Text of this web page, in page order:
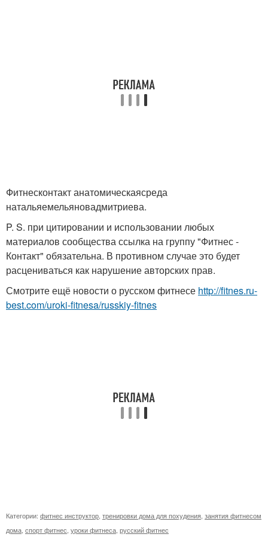
Фитнесконтакт анатомическаясреда
натальяемельяновадмитриева.
P. S. при цитировании и использовании любых
материалов сообщества ссылка на группу "Фитнес -
Контакт" обязательна. В противном случае это будет
расцениваться как нарушение авторских прав.
Смотрите ещё новости о русском фитнесе http://fitnes.ru-
best.com/uroki-fitnesa/russkiy-fitnes
Категории: фитнес инструктор тренировки дома для похудения занятия фитнесом
дома спорт фитнес уроки фитнеса русский фитнес